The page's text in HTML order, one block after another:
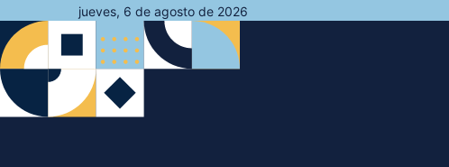
al
contenido
jueves, 6 de agosto de 2026